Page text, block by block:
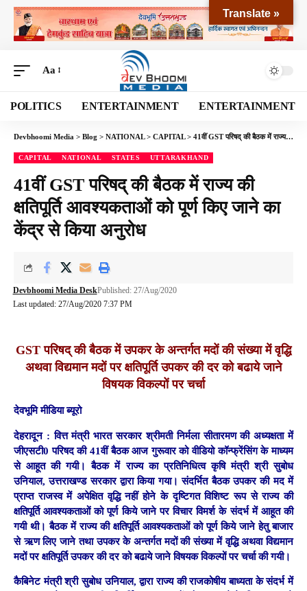
Aa
POLITICS ENTERTAINMENT ENTERTAINMENT
Devbhoomi Media > Blog > NATIONAL> CAPITAL> 41वीं GST परिषद् की बैठक में राज्य की क्षतिपूर्ति आवश्यकताओं को पूर्ण किए जाने का केंद्र से किया अनुरोध
CAPITAL NATIONAL STATES UTTARAKHAND
41वीं GST परिषद् की बैठक में राज्य की
क्षतिपूर्ति आवश्यकताओं को पूर्ण किए जाने का
केंद्र से किया अनुरोध
Last updated: 27/Aug/2020 7:37 PM
Devbhoomi Media DeskPublished: 27/Aug/2020
GST परिषद् की बैठक में उपकर के अन्तर्गत मदों की संख्या में वृद्धि
अथवा विद्यमान मदों पर क्षतिपूर्ति उपकर की दर को बढाये जाने
विषयक विकल्पों पर चर्चा
देवभूमि मीडिया ब्यूरो
देहरादून : वित्त मंत्री भारत सरकार श्रीमती निर्मला सीतारमण की अध्यक्षता में
जीएसटी0 परिषद की 41वीं बैठक आज गुरूवार को वीडियो कॉन्फ्रेंसिंग के माध्यम
से आहूत की गयी। बैठक में राज्य का प्रतिनिधित्व कृषि मंत्री श्री सुबोध
उनियाल, उत्तराखण्ड सरकार द्वारा किया गया। संदर्भित बैठक उपकर की मद में
प्राप्त राजस्व में अपेक्षित वृद्धि नहीं होने के दृष्टिगत विशिष्ट रूप से राज्य की
क्षतिपूर्ति आवश्यकताओं को पूर्ण किये जाने पर विचार विमर्श के संदर्भ में आहूत की
गयी थी। बैठक में राज्य की क्षतिपूर्ति आवश्यकताओं को पूर्ण किये जाने हेतु बाजार
से ऋण लिए जाने तथा उपकर के अन्तर्गत मदों की संख्या में वृद्धि अथवा विद्यमान
मदों पर क्षतिपूर्ति उपकर की दर को बढाये जाने विषयक विकल्पों पर चर्चा की गयी।
कैबिनेट मंत्री श्री सुबोध उनियाल, द्वारा राज्य की राजकोषीय बाध्यता के संदर्भ में
Translate »